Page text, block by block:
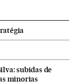
subidas de
minorias